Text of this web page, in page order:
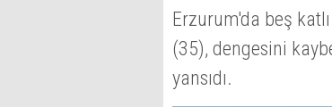
Erzurum'da beş
(35), dengesini
yansıdı.